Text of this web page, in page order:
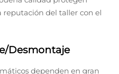
del taller con el
Desmontaje
dependen en gran